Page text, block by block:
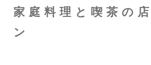
家庭料理と喫茶の
ン